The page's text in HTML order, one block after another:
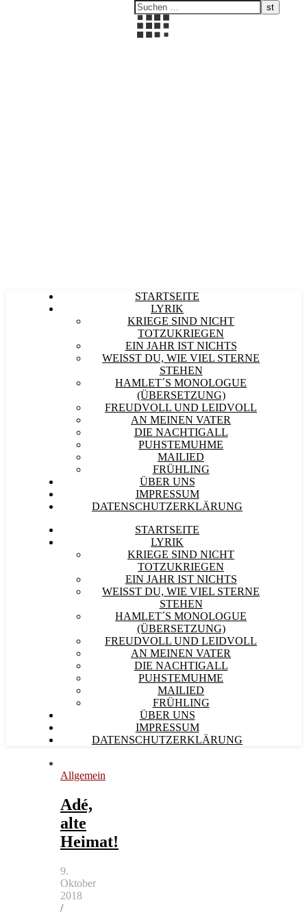
STARTSEITE
LYRIK
KRIEGE SIND NICHT
TOTZUKRIEGEN
EIN JAHR IST NICHTS
WEISST DU, WIE VIEL STERNE S
TEHEN
HAMLET´S MONOLOGUE
(ÜBERSETZUNG)
FREUDVOLL UND LEIDVOLL
AN MEINEN VATER
DIE NACHTIGALL
PUHSTEMUHME
MAILIED
FRÜHLING
ÜBER UNS
IMPRESSUM
DATENSCHUTZERKLÄRUNG
STARTSEITE
LYRIK
KRIEGE SIND NICHT
TOTZUKRIEGEN
EIN JAHR IST NICHTS
WEISST DU, WIE VIEL STERNE S
TEHEN
HAMLET´S MONOLOGUE
(ÜBERSETZUNG)
FREUDVOLL UND LEIDVOLL
AN MEINEN VATER
DIE NACHTIGALL
PUHSTEMUHME
MAILIED
FRÜHLING
ÜBER UNS
IMPRESSUM
DATENSCHUTZERKLÄRUNG
Allgemein
Adé,
alte
Heimat!
9.
Oktober
2018
/